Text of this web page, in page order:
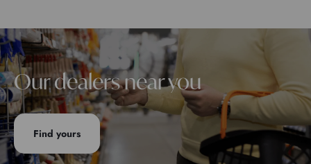
Our dealers near you
Find yours